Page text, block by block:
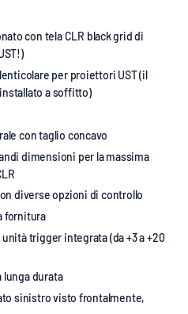
con tela CLR black grid di
per proiettori UST (il
a soffitto)
con taglio concavo
dimensioni per la massima
diverse opzioni di controllo
fornitura
trigger integrata (da +3 a +20
lunga durata
sinistro visto frontalmente,